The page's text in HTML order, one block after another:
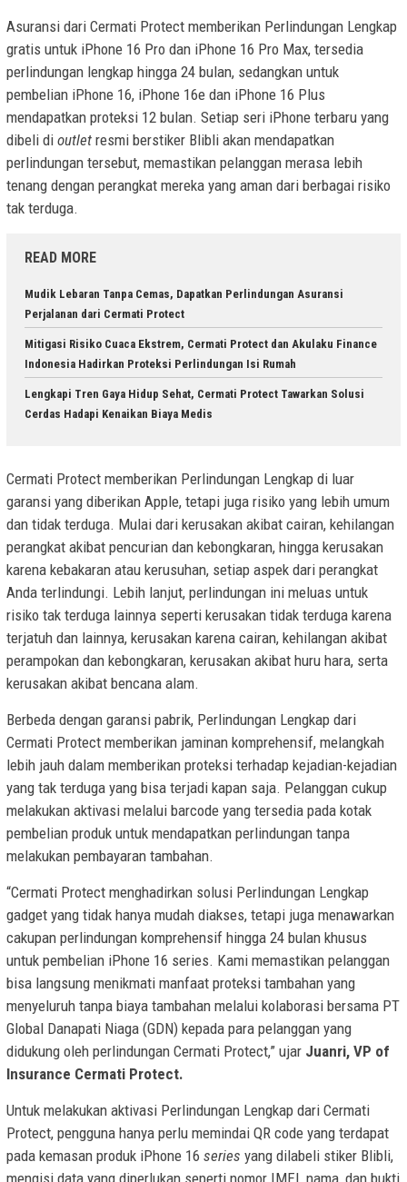
Asuransi dari Cermati Protect memberikan Perlindungan Lengkap
gratis untuk iPhone 16 Pro dan iPhone 16 Pro Max, tersedia
perlindungan lengkap hingga 24 bulan, sedangkan untuk
pembelian iPhone 16, iPhone 16e dan iPhone 16 Plus
mendapatkan proteksi 12 bulan. Setiap seri iPhone terbaru yang
dibeli di outlet resmi berstiker Blibli akan mendapatkan
perlindungan tersebut, memastikan pelanggan merasa lebih
tenang dengan perangkat mereka yang aman dari berbagai risiko
tak terduga.
READ MORE
Mudik Lebaran Tanpa Cemas, Dapatkan Perlindungan Asuransi
Perjalanan dari Cermati Protect
Mitigasi Risiko Cuaca Ekstrem, Cermati Protect dan Akulaku Finance
Indonesia Hadirkan Proteksi Perlindungan Isi Rumah
Lengkapi Tren Gaya Hidup Sehat, Cermati Protect Tawarkan Solusi
Cerdas Hadapi Kenaikan Biaya Medis
Cermati Protect memberikan Perlindungan Lengkap di luar
garansi yang diberikan Apple, tetapi juga risiko yang lebih umum
dan tidak terduga. Mulai dari kerusakan akibat cairan, kehilangan
perangkat akibat pencurian dan kebongkaran, hingga kerusakan
karena kebakaran atau kerusuhan, setiap aspek dari perangkat
Anda terlindungi. Lebih lanjut, perlindungan ini meluas untuk
risiko tak terduga lainnya seperti kerusakan tidak terduga karena
terjatuh dan lainnya, kerusakan karena cairan, kehilangan akibat
perampokan dan kebongkaran, kerusakan akibat huru hara, serta
kerusakan akibat bencana alam.
Berbeda dengan garansi pabrik, Perlindungan Lengkap dari
Cermati Protect memberikan jaminan komprehensif, melangkah
lebih jauh dalam memberikan proteksi terhadap kejadian-kejadian
yang tak terduga yang bisa terjadi kapan saja. Pelanggan cukup
melakukan aktivasi melalui barcode yang tersedia pada kotak
pembelian produk untuk mendapatkan perlindungan tanpa
melakukan pembayaran tambahan.
“Cermati Protect menghadirkan solusi Perlindungan Lengkap
gadget yang tidak hanya mudah diakses, tetapi juga menawarkan
cakupan perlindungan komprehensif hingga 24 bulan khusus
untuk pembelian iPhone 16 series. Kami memastikan pelanggan
bisa langsung menikmati manfaat proteksi tambahan yang
menyeluruh tanpa biaya tambahan melalui kolaborasi bersama PT
Global Danapati Niaga (GDN) kepada para pelanggan yang
didukung oleh perlindungan Cermati Protect,” ujar Juanri, VP of
Insurance Cermati Protect.
Untuk melakukan aktivasi Perlindungan Lengkap dari Cermati
Protect, pengguna hanya perlu memindai QR code yang terdapat
pada kemasan produk iPhone 16 series yang dilabeli stiker Blibli,